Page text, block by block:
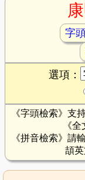
字
選項：
《字頭檢索》支
《
《拼音檢索》請
頡